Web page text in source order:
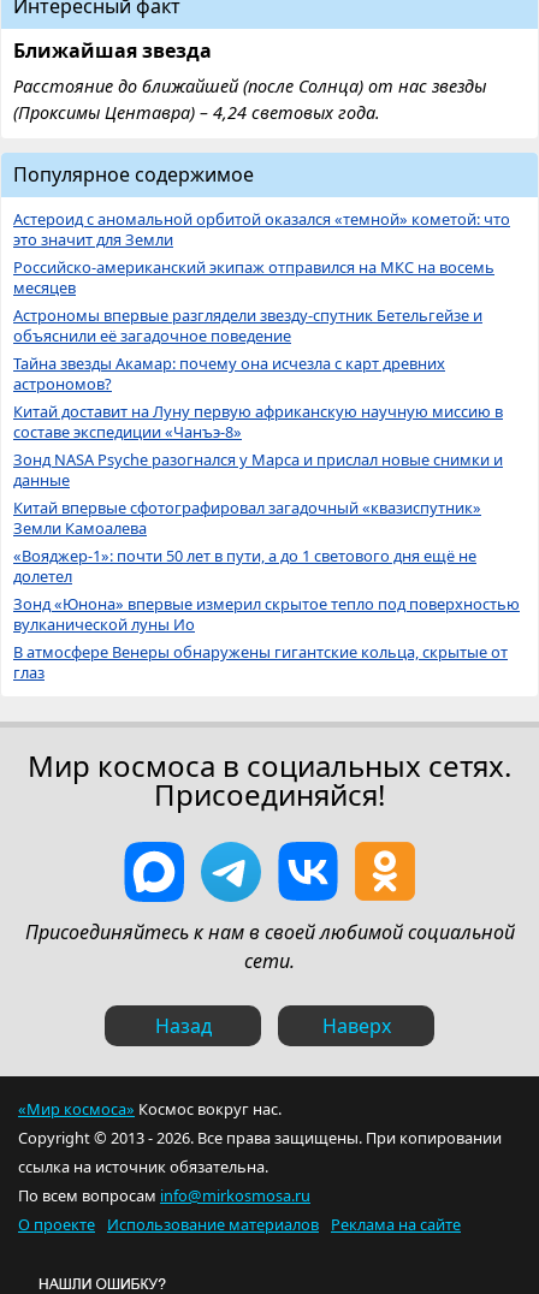
Интересный факт
Ближайшая звезда
Расстояние до ближайшей (после Солнца) от нас звезды
(Проксимы Центавра) – 4,24 световых года.
Популярное содержимое
Астероид с аномальной орбитой оказался «темной» кометой: что
это значит для Земли
Российско-американский экипаж отправился на МКС на восемь
месяцев
Астрономы впервые разглядели звезду-спутник Бетельгейзе и
объяснили её загадочное поведение
Тайна звезды Акамар: почему она исчезла с карт древних
астрономов?
Китай доставит на Луну первую африканскую научную миссию в
составе экспедиции «Чанъэ-8»
Зонд NASA Psyche разогнался у Марса и прислал новые снимки и
данные
Китай впервые сфотографировал загадочный «квазиспутник»
Земли Камоалева
«Вояджер-1»: почти 50 лет в пути, а до 1 светового дня ещё не
долетел
Зонд «Юнона» впервые измерил скрытое тепло под поверхностью
вулканической луны Ио
В атмосфере Венеры обнаружены гигантские кольца, скрытые от
глаз
Мир космоса в социальных сетях.
Присоединяйся!
Присоединяйтесь к нам в своей любимой социальной
сети.
Назад Наверх
«Мир космоса» Космос вокруг нас.
Copyright © 2013 - 2026. Все права защищены. При копировании
ссылка на источник обязательна.
По всем вопросам info@mirkosmosa.ru
О проекте
Использование материалов Реклама на сайте